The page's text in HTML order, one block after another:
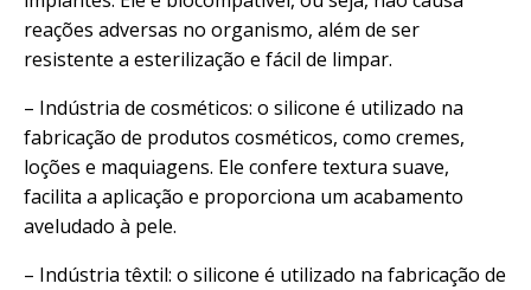
reações adversas no organismo, além de ser
resistente a esterilização e fácil de limpar.
– Indústria de cosméticos: o silicone é utilizado na
fabricação de produtos cosméticos, como cremes,
loções e maquiagens. Ele confere textura suave,
facilita a aplicação e proporciona um acabamento
aveludado à pele.
– Indústria têxtil: o silicone é utilizado na fabricação de